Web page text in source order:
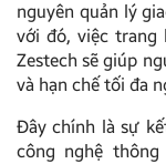
nguyên quản lý
với đó, việc trang
Zestech sẽ giúp
và hạn chế tối đa
Đây chính là sự
công nghệ